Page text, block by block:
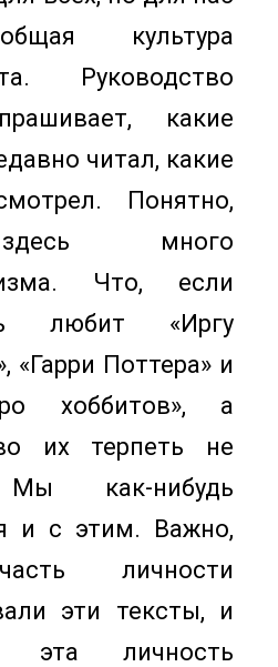
культура
Руководство
какие
читал, какие
Понятно,
много
Что, если
любит «Иргу
«Гарри Поттера» и
хоббитов», а
их терпеть не
как-нибудь
и с этим. Важно,
личности
эти тексты, и
эта личность